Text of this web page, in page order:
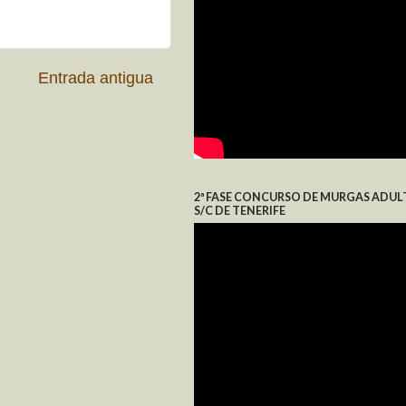
Entrada antigua
2ª FASE CONCURSO DE MURGAS
S/C DE TENERIFE